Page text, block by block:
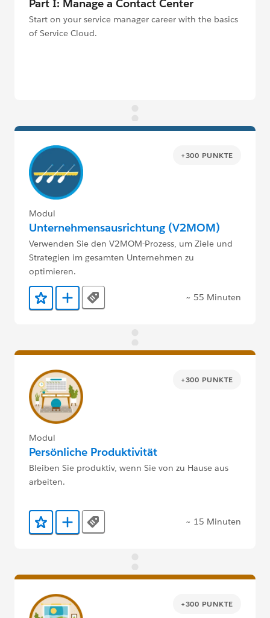
Part I: Manage a Contact Center
Start on your service manager career with the basics
of Service Cloud.
+300 PUNKTE
Modul
Unternehmensausrichtung (V2MOM)
Verwenden Sie den V2MOM-Prozess, um Ziele und
Strategien im gesamten Unternehmen zu
optimieren.
Zu Favoriten hinzufügen
Zu Trailmix hinzufügen
Tags ~ 55 Minuten
+300 PUNKTE
Modul
Persönliche Produktivität
Bleiben Sie produktiv, wenn Sie von zu Hause aus
arbeiten.
Zu Favoriten hinzufügen
Zu Trailmix hinzufügen
Tags ~ 15 Minuten
+300 PUNKTE